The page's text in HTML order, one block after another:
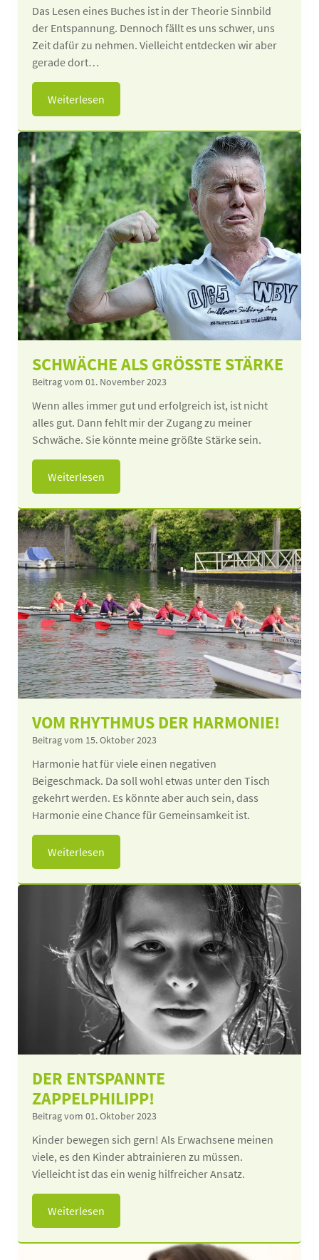
Das Lesen eines Buches ist in der Theorie Sinnbild
der Entspannung. Dennoch fällt es uns schwer, uns
Zeit dafür zu nehmen. Vielleicht entdecken wir aber
gerade dort…
Weiterlesen
SCHWÄCHE ALS GRÖSSTE STÄRKE
Beitrag vom 01. November 2023
Wenn alles immer gut und erfolgreich ist, ist nicht
alles gut. Dann fehlt mir der Zugang zu meiner
Schwäche. Sie könnte meine größte Stärke sein.
Weiterlesen
VOM RHYTHMUS DER HARMONIE!
Beitrag vom 15. Oktober 2023
Harmonie hat für viele einen negativen
Beigeschmack. Da soll wohl etwas unter den Tisch
gekehrt werden. Es könnte aber auch sein, dass
Harmonie eine Chance für Gemeinsamkeit ist.
Weiterlesen
DER ENTSPANNTE
ZAPPELPHILIPP!
Beitrag vom 01. Oktober 2023
Kinder bewegen sich gern! Als Erwachsene meinen
viele, es den Kinder abtrainieren zu müssen.
Vielleicht ist das ein wenig hilfreicher Ansatz.
Weiterlesen